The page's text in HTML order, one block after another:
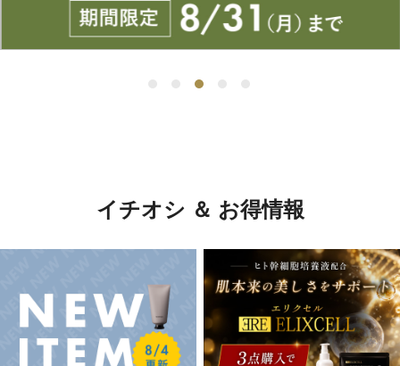
イチオシ ＆ お得情報